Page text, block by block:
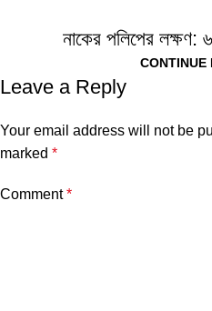
নাকের পলিপের লক্ষণ:
CONTINUE
Leave a Reply
Your email address will not be
marked *
Comment*